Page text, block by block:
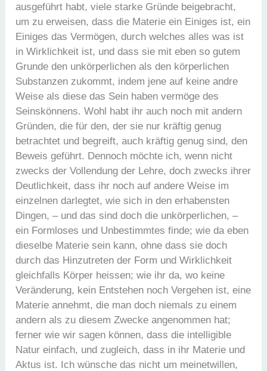
ausgeführt habt, viele starke Gründe beigebracht,
um zu erweisen, dass die Materie ein Einiges ist, ein
Einiges das Vermögen, durch welches alles was ist
in Wirklichkeit ist, und dass sie mit eben so gutem
Grunde den unkörperlichen als den körperlichen
Substanzen zukommt, indem jene auf keine andre
Weise als diese das Sein haben vermöge des
Seinskönnens. Wohl habt ihr auch noch mit andern
Gründen, die für den, der sie nur kräftig genug
betrachtet und begreift, auch kräftig genug sind, den
Beweis geführt. Dennoch möchte ich, wenn nicht
zwecks der Vollendung der Lehre, doch zwecks ihrer
Deutlichkeit, dass ihr noch auf andere Weise im
einzelnen darlegtet, wie sich in den erhabensten
Dingen, – und das sind doch die unkörperlichen, –
ein Formloses und Unbestimmtes finde; wie da eben
dieselbe Materie sein kann, ohne dass sie doch
durch das Hinzutreten der Form und Wirklichkeit
gleichfalls Körper heissen; wie ihr da, wo keine
Veränderung, kein Entstehen noch Vergehen ist, eine
Materie annehmt, die man doch niemals zu einem
andern als zu diesem Zwecke angenommen hat;
ferner wie wir sagen können, dass die intelligible
Natur einfach, und zugleich, dass in ihr Materie und
Aktus ist. Ich wünsche das nicht um meinetwillen,